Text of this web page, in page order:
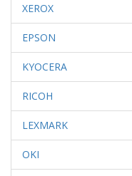
XEROX
EPSON
KYOCERA
RICOH
LEXMARK
OKI